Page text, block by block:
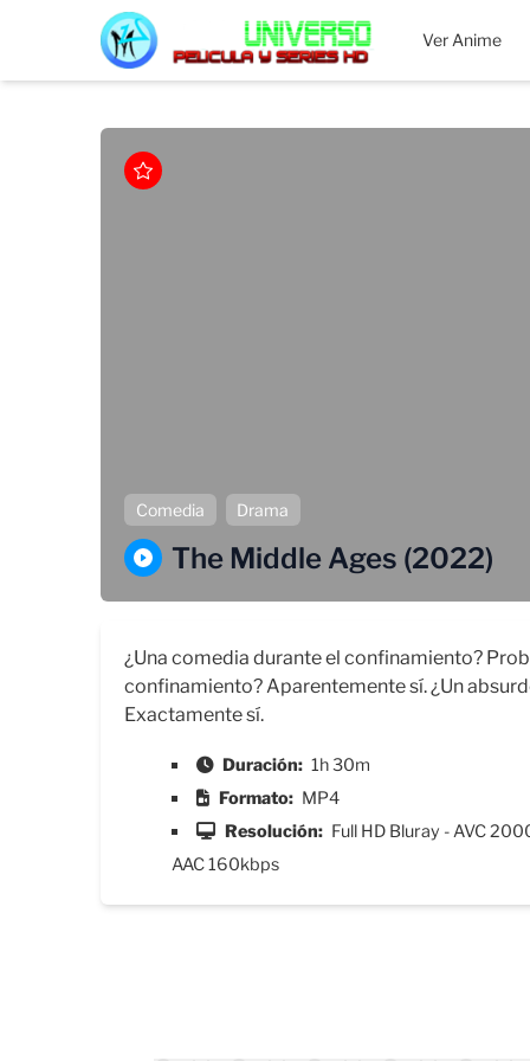
MEGAUNIVERSO Ver Anime
Comedia Drama
The Middle Ages (2022)
¿Una comedia durante el confinamiento?
confinamiento? Aparentemente sí. ¿Un
Exactamente sí.
Duración: 1h 30m
Formato: MP4
Resolución: Full HD Bluray - AVC
AAC 160kbps